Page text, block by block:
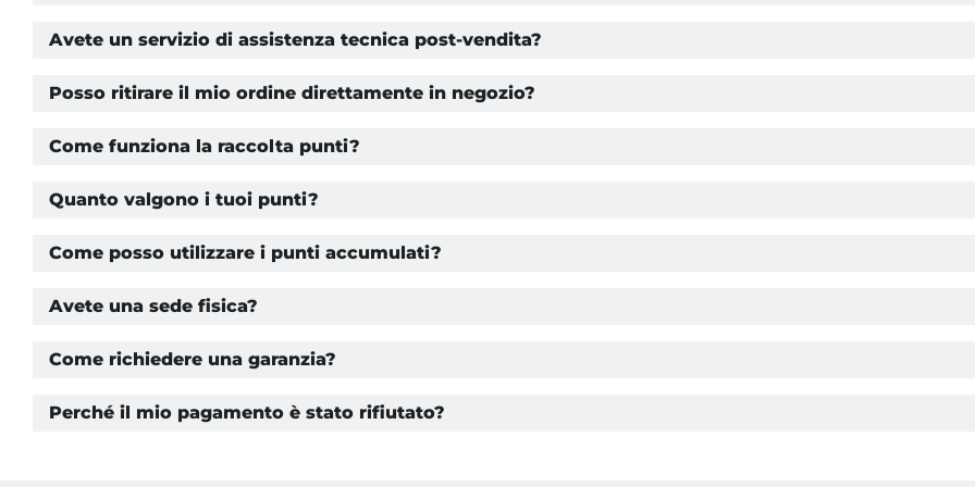
Avete un servizio di assistenza tecnica post-vendita?
Posso ritirare il mio ordine direttamente in negozio?
Come funziona la raccolta punti?
Quanto valgono i tuoi punti?
Come posso utilizzare i punti accumulati?
Avete una sede fisica?
Come richiedere una garanzia?
Perché il mio pagamento è stato rifiutato?